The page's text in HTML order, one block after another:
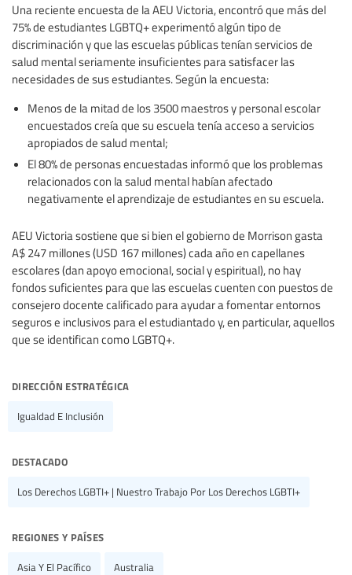
Una reciente encuesta de la AEU Victoria, encontró que más del
75% de estudiantes LGBTQ+ experimentó algún tipo de
discriminación y que las escuelas públicas tenían servicios de
salud mental seriamente insuficientes para satisfacer las
necesidades de sus estudiantes. Según la encuesta:
Menos de la mitad de los 3500 maestros y personal escolar
encuestados creía que su escuela tenía acceso a servicios
apropiados de salud mental;
El 80% de personas encuestadas informó que los problemas
relacionados con la salud mental habían afectado
negativamente el aprendizaje de estudiantes en su escuela.
AEU Victoria sostiene que si bien el gobierno de Morrison gasta
A$ 247 millones (USD 167 millones) cada año en capellanes
escolares (dan apoyo emocional, social y espiritual), no hay
fondos suficientes para que las escuelas cuenten con puestos de
consejero docente calificado para ayudar a fomentar entornos
seguros e inclusivos para el estudiantado y, en particular, aquellos
que se identifican como LGBTQ+.
dirección estratégica
Igualdad E Inclusión
destacado
Los Derechos LGBTI+ | Nuestro Trabajo Por Los Derechos LGBTI+
regiones y países
Asia Y El Pacífico Australia